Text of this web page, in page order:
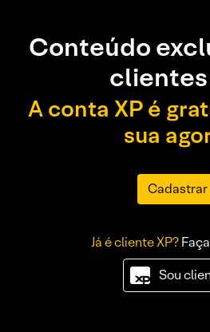
Conteúdo
clientes
A conta XP é
sua
Cadastrar
Já é cliente XP?
Sou